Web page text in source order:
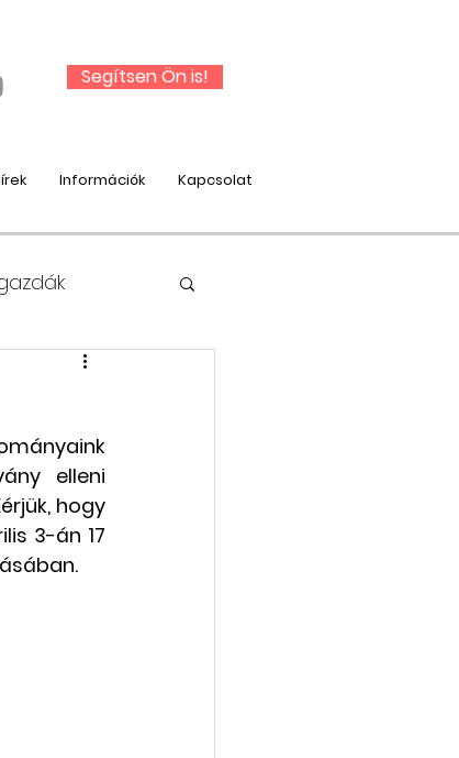
Segítsen Ön is!
Információk Kapcsolat
munka
Galéria
elleni
hogy
3-án 17